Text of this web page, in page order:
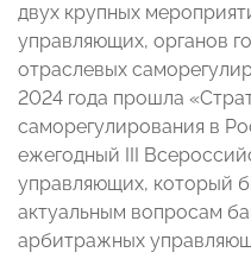
двух крупных
управляющих, органов
отраслевых
2024 года прошла
саморегулирования в
ежегодный III
управляющих, который
актуальным вопросам
арбитражных